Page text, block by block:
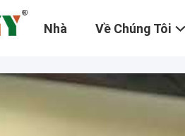
Nhà Về Chúng Tôi